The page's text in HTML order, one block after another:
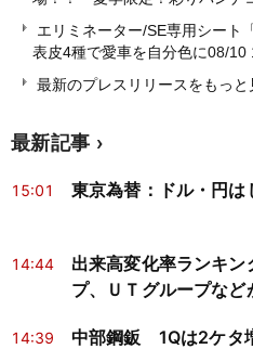
エリミネーター/SE専用シート
表皮4種で愛車を自分色に08/10
最新のプレスリリースをもっと
最新記事
15:01 東京為替：ドル・円は
14:44
出来高変化率ランキ
プ、ＵＴグループなど
14:39
中部鋼鈑 1Qは2ケタ